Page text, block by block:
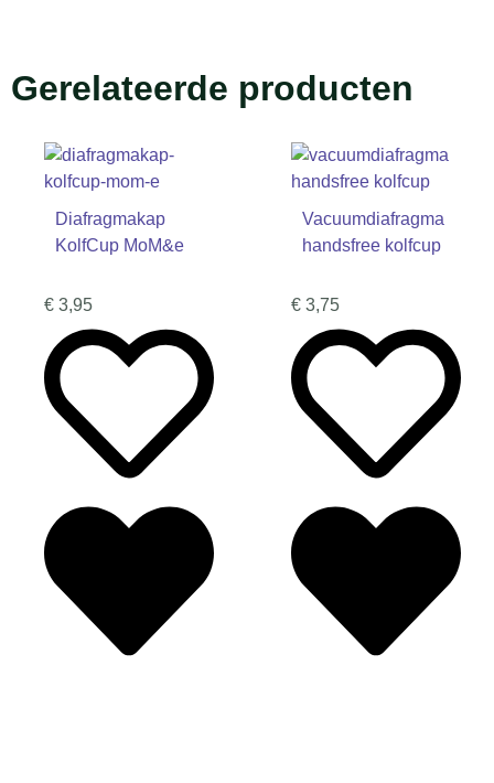
Gerelateerde producten
Diafragmakap
KolfCup MoM&e
€ 3,95
Vacuumdiafragma
handsfree kolfcup
€ 3,75